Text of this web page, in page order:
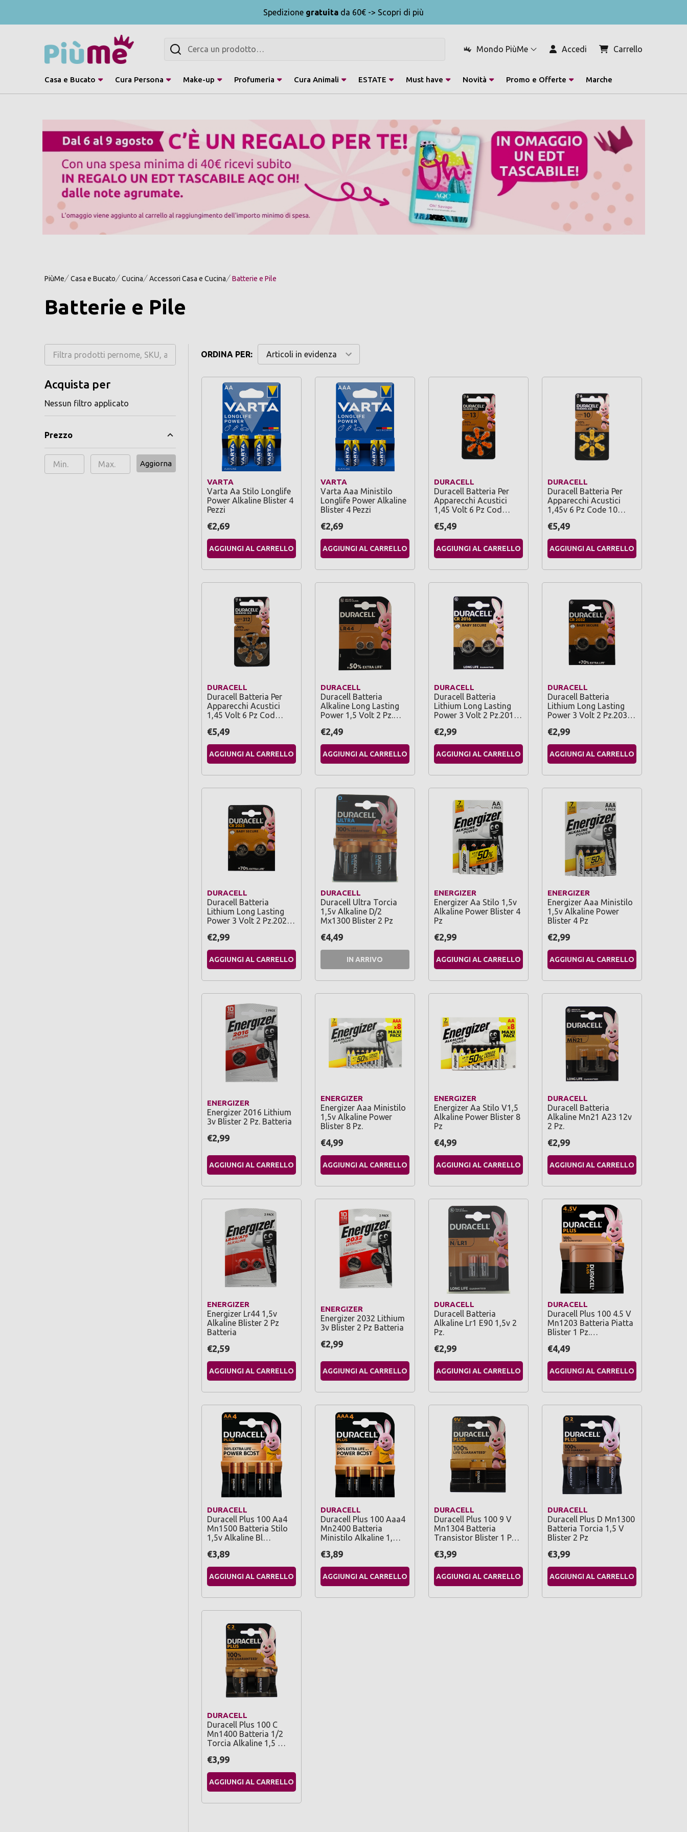
Spedizione gratuita da 60€ -> Scopri di più
Mondo PiùMe Accedi Carrello
Cerca
Casa e Bucato Cura Persona Make-up Profumeria Cura Animali ESTATE Must have Novità Promo e Offerte Marche
PiùMe Casa e Bucato Cucina Accessori Casa e Cucina Batterie e Pile
Batterie e Pile
Acquista per
Nessun filtro applicato
Prezzo
Aggiorna
ORDINA PER:
VARTA
Varta Aa Stilo Longlife
Power Alkaline Blister 4
Pezzi
€2,69
AGGIUNGI AL CARRELLO
VARTA
Varta Aaa Ministilo
Longlife Power Alkaline
Blister 4 Pezzi
€2,69
AGGIUNGI AL CARRELLO
DURACELL
Duracell Batteria Per
Apparecchi Acustici
1,45 Volt 6 Pz Cod…
€5,49
AGGIUNGI AL CARRELLO
DURACELL
Duracell Batteria Per
Apparecchi Acustici
1,45v 6 Pz Code 10…
€5,49
AGGIUNGI AL CARRELLO
DURACELL
Duracell Batteria Per
Apparecchi Acustici
1,45 Volt 6 Pz Cod…
€5,49
AGGIUNGI AL CARRELLO
DURACELL
Duracell Batteria
Alkaline Long Lasting
Power 1,5 Volt 2 Pz.…
€2,49
AGGIUNGI AL CARRELLO
DURACELL
Duracell Batteria
Lithium Long Lasting
Power 3 Volt 2 Pz.201…
€2,99
AGGIUNGI AL CARRELLO
DURACELL
Duracell Batteria
Lithium Long Lasting
Power 3 Volt 2 Pz.203…
€2,99
AGGIUNGI AL CARRELLO
DURACELL
Duracell Batteria
Lithium Long Lasting
Power 3 Volt 2 Pz.202…
€2,99
AGGIUNGI AL CARRELLO
DURACELL
Duracell Ultra Torcia
1,5v Alkaline D/2
Mx1300 Blister 2 Pz
€4,49
IN ARRIVO
ENERGIZER
Energizer Aa Stilo 1,5v
Alkaline Power Blister 4
Pz
€2,99
AGGIUNGI AL CARRELLO
ENERGIZER
Energizer Aaa Ministilo
1,5v Alkaline Power
Blister 4 Pz
€2,99
AGGIUNGI AL CARRELLO
ENERGIZER
Energizer 2016 Lithium
3v Blister 2 Pz. Batteria
€2,99
AGGIUNGI AL CARRELLO
ENERGIZER
Energizer Aaa Ministilo
1,5v Alkaline Power
Blister 8 Pz.
€4,99
AGGIUNGI AL CARRELLO
ENERGIZER
Energizer Aa Stilo V1,5
Alkaline Power Blister 8
Pz
€4,99
AGGIUNGI AL CARRELLO
DURACELL
Duracell Batteria
Alkaline Mn21 A23 12v
2 Pz.
€2,99
AGGIUNGI AL CARRELLO
ENERGIZER
Energizer Lr44 1,5v
Alkaline Blister 2 Pz
Batteria
€2,59
AGGIUNGI AL CARRELLO
ENERGIZER
Energizer 2032 Lithium
3v Blister 2 Pz Batteria
€2,99
AGGIUNGI AL CARRELLO
DURACELL
Duracell Batteria
Alkaline Lr1 E90 1,5v 2
Pz.
€2,99
AGGIUNGI AL CARRELLO
DURACELL
Duracell Plus 100 4.5 V
Mn1203 Batteria Piatta
Blister 1 Pz.…
€4,49
AGGIUNGI AL CARRELLO
DURACELL
Duracell Plus 100 Aa4
Mn1500 Batteria Stilo
1,5v Alkaline Bl…
€3,89
AGGIUNGI AL CARRELLO
DURACELL
Duracell Plus 100 Aaa4
Mn2400 Batteria
Ministilo Alkaline 1,…
€3,89
AGGIUNGI AL CARRELLO
DURACELL
Duracell Plus 100 9 V
Mn1304 Batteria
Transistor Blister 1 P…
€3,99
AGGIUNGI AL CARRELLO
DURACELL
Duracell Plus D Mn1300
Batteria Torcia 1,5 V
Blister 2 Pz
€3,99
AGGIUNGI AL CARRELLO
DURACELL
Duracell Plus 100 C
Mn1400 Batteria 1/2
Torcia Alkaline 1,5 …
€3,99
AGGIUNGI AL CARRELLO